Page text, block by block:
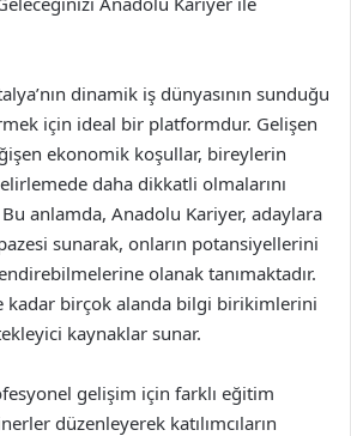
dinamik iş dünyasının sunduğu
için ideal bir platformdur. Gelişen
ekonomik koşullar, bireylerin
daha dikkatli olmalarını
anlamda, Anadolu Kariyer, adaylara
sunarak, onların potansiyellerini
olanak tanımaktadır.
kadar birçok alanda bilgi birikimlerini
kaynaklar sunar.
gelişim için farklı eğitim
düzenleyerek katılımcıların